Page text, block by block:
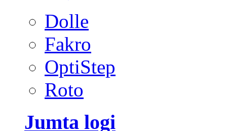
Dolle
Fakro
OptiStep
Roto
Jumta logi